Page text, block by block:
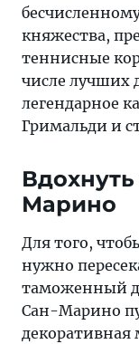
княжества,
теннисные
числе лучших
легендарное
Гримальди и
Марино
Для того,
нужно
таможенный
Сан-Марино
декоративная